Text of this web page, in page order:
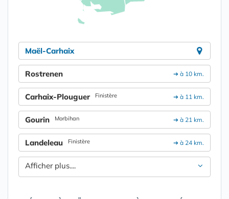
Maël-Carhaix
➔ à 10 km.
Rostrenen
➔ à 11 km.
Carhaix-Plouguer Finistère
➔ à 21 km.
Gourin Morbihan
➔ à 24 km.
Landeleau Finistère
Afficher plus....